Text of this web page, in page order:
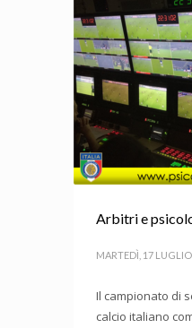
Arbitri e
MARTEDÌ, 17
Il campionato di
calcio italiano